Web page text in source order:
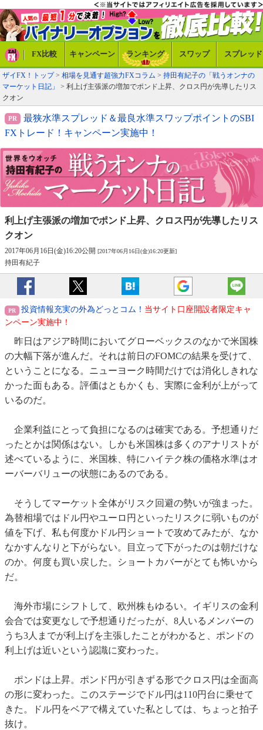
FX比較 キャンペーン ランキング スワップ スプレッド
ザイFX！トップ> 相場を見通す超強力FXコラム > 持田有紀子の「戦うオンナの
マーケット日記」
> 利上げ主張派の増加でポンド上昇、クロス円が先導したリス
クオン
最狭水準スプレッド＆最良水準スワップポイントのSBI
FXトレード！キャンペーン実施中！
利上げ主張派の増加でポンド上昇、 クロス円が先導したリス
クオン
2017年06月16日(金)16:20公開 [2017年06月16日(金)16:20更新]
持田有紀子
投資情報充実の外為どっとコム！ 当サイト口座開設者限定キャ
ンペーン実施中！
昨日はアジア時間においてグローベックスのなかで米国株
の大幅下落が進んだ。それは前日のFOMCの結果を受けて、
ということになる。ニューヨーク時間だけでは消化しきれな
かった面もある。評価はともかくも、実際に金利が上がって
いるのだ。
企業利益にとって負担になるのは確実である。予想通りだ
ったとかは関係はない。しかも米国株は多くのアナリストが
述べているように、米国株、特にハイテク株の価格水準はオ
ーバーバリューの状態にあるのである。
そうしてマーケット全体がリスク回避の勢いが強まった。
為替相場ではドル円やユーロ円といったリスクに弱いものが
値を下げ、私も何度かドル円ショートで攻めてみたが、なか
なかすんなりと下がらない。目立って下がったのは朝だけな
のか。何度も買い戻した。ショートカバーがとても怖いから
だ。
海外市場にシフトして、欧州株もゆるい。イギリスの金利
会合では変更なしで予想通りだったが、8人いるメンバーの
うち3人までが利上げを主張したことがわかると、ポンドの
利上げは近いという認識に変わった。
ポンドは上昇。ポンド円が引きずる形でクロス円は全面高
の形に変わった。このステージでドル円は110円台に乗せて
きた。ドル円をベアで構えていた私としては、ちょっと拍子
抜け。